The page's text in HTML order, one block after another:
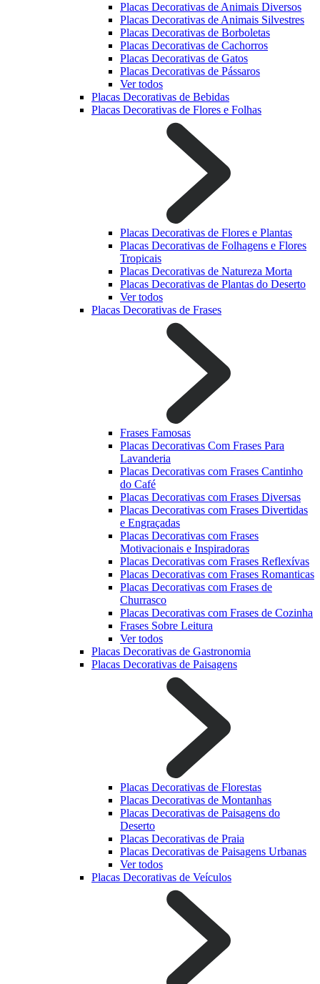
Placas Decorativas de Animais Diversos
Placas Decorativas de Animais Silvestres
Placas Decorativas de Borboletas
Placas Decorativas de Cachorros
Placas Decorativas de Gatos
Placas Decorativas de Pássaros
Ver todos
Placas Decorativas de Bebidas
Placas Decorativas de Flores e Folhas
Placas Decorativas de Flores e Plantas
Placas Decorativas de Folhagens e Flores
Tropicais
Placas Decorativas de Natureza Morta
Placas Decorativas de Plantas do Deserto
Ver todos
Placas Decorativas de Frases
Frases Famosas
Placas Decorativas Com Frases Para
Lavanderia
Placas Decorativas com Frases Cantinho
do Café
Placas Decorativas com Frases Diversas
Placas Decorativas com Frases Divertidas
e Engraçadas
Placas Decorativas com Frases
Motivacionais e Inspiradoras
Placas Decorativas com Frases Reflexívas
Placas Decorativas com Frases Romanticas
Placas Decorativas com Frases de
Churrasco
Placas Decorativas com Frases de Cozinha
Frases Sobre Leitura
Ver todos
Placas Decorativas de Gastronomia
Placas Decorativas de Paisagens
Placas Decorativas de Florestas
Placas Decorativas de Montanhas
Placas Decorativas de Paisagens do
Deserto
Placas Decorativas de Praia
Placas Decorativas de Paisagens Urbanas
Ver todos
Placas Decorativas de Veículos